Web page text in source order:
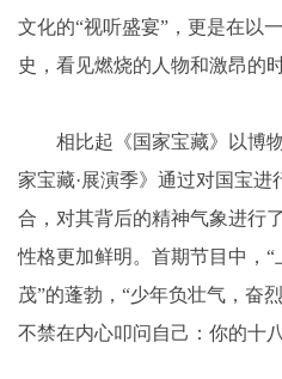
文化的“视听盛宴”，更是在以
史，看见燃烧的人物和激昂的时
相比起《国家宝藏》以博物
家宝藏·展演季》通过对国宝进
合，对其背后的精神气象进行
性格更加鲜明。首期节目中，
茂”的蓬勃，“少年负壮气，奋
不禁在内心叩问自己：你的十